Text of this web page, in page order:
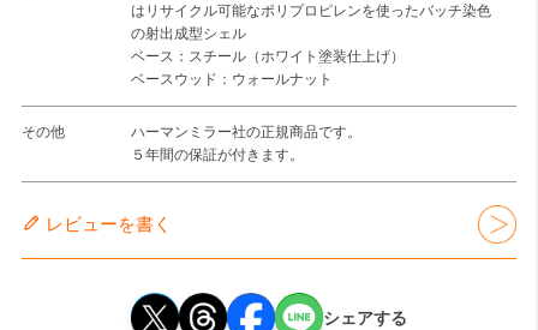
はリサイクル可能なポリプロピレンを使ったバッチ染色
の射出成型シェル
ベース：スチール（ホワイト塗装仕上げ）
ベースウッド：ウォールナット
その他
ハーマンミラー社の正規商品です。
５年間の保証が付きます。
レビューを書く
シェアする